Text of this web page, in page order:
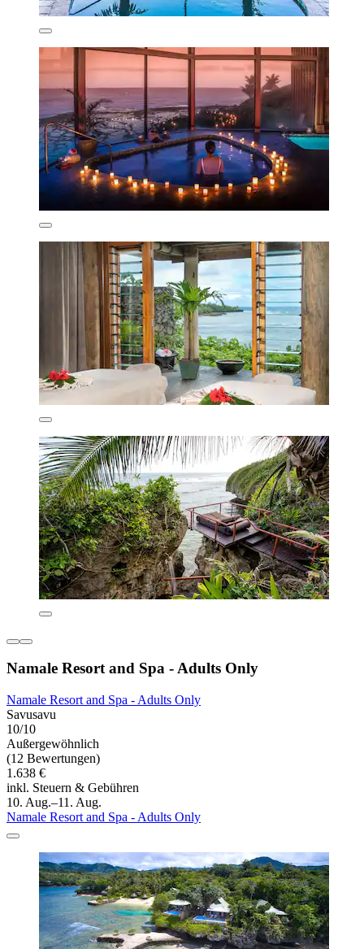
Namale Resort and Spa - Adults Only
Namale Resort and Spa - Adults Only
Savusavu
10/10
Außergewöhnlich
(12 Bewertungen)
1.638 €
inkl. Steuern & Gebühren
10. Aug.–11. Aug.
Namale Resort and Spa - Adults Only